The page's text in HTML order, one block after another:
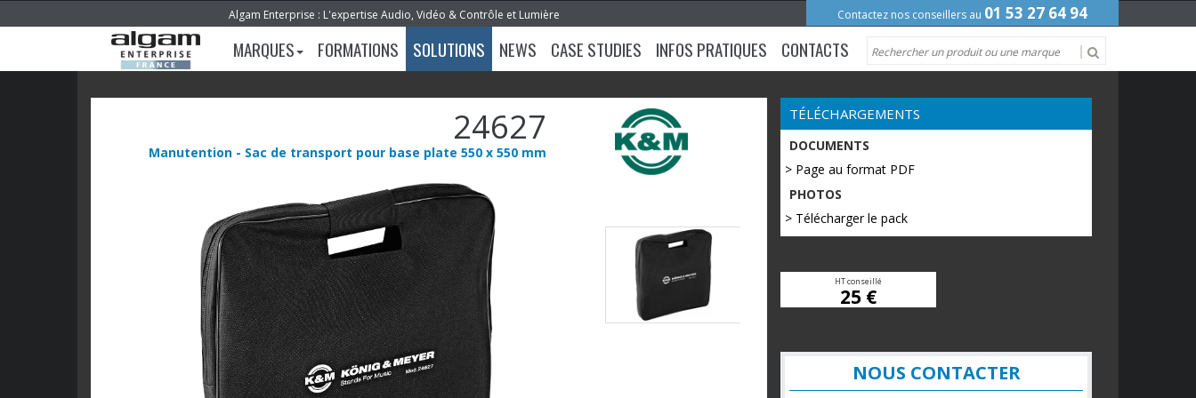
Algam Enterprise : L'expertise Audio, Vidéo & Contrôle et Lumière Contactez nos conseillers au 01 53 27 64 94
MARQUES FORMATIONS SOLUTIONS NEWS CASE STUDIES INFOS PRATIQUES CONTACTS
24627
Manutention - Sac de transport pour base plate 550 x 550 mm
TÉLÉCHARGEMENTS
DOCUMENTS
> Page au format PDF
PHOTOS
> Télécharger le pack
HT conseillé
25 €
NOUS CONTACTER